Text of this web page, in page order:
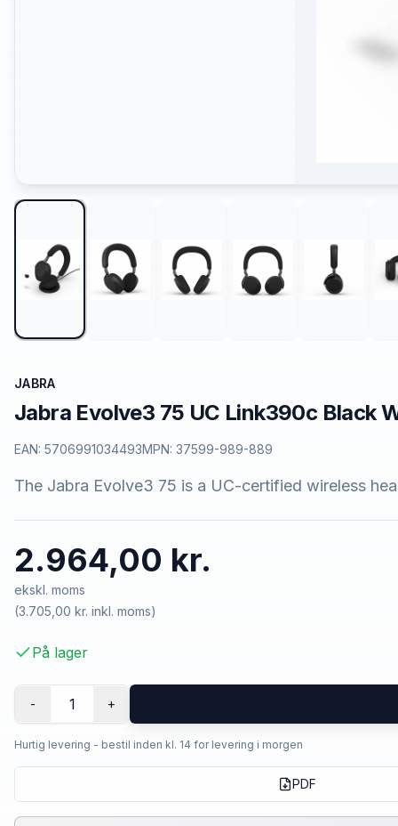
JABRA
Jabra Evolve3 75 UC Link390c Black
EAN: 5706991034493MPN: 37599-989-889
The Jabra Evolve3 75 is a UC-certified wireless
2.964,00 kr.
ekskl. moms
(3.705,00 kr. inkl. moms)
På lager
- 1 +
Hurtig levering - bestil inden kl. 14 for levering i morgen
PDF